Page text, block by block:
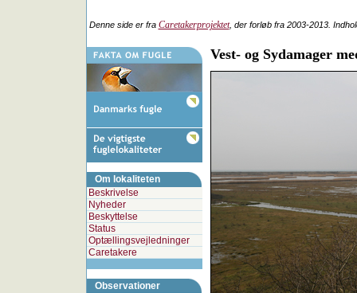
Denne side er fra Caretakerprojektet, der forløb fra 2003-2013.
Om lokaliteten
Beskrivelse
Nyheder
Beskyttelse
Status
Optællingsvejledninger
Caretakere
Observationer
Vest- og Sydamager